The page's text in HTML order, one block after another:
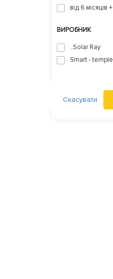
від 6 місяців +
ВИРОБНИК
.,Solar Ray
Smart - temple
Скасувати